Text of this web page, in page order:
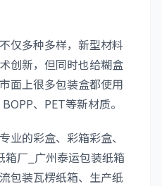
多种多样，新型材料
创新，但同时也给糊盒
面上很多包装盒都使用
、PET等新材质。
的彩盒、彩箱彩盒、
箱厂_广州泰运包装纸箱
包装瓦楞纸箱、生产纸